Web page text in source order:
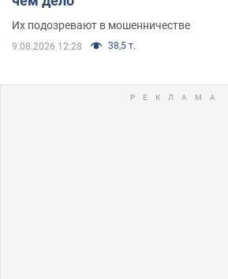
Их подозревают в мошенничестве
9.08.2026 12:28 38,5 т.